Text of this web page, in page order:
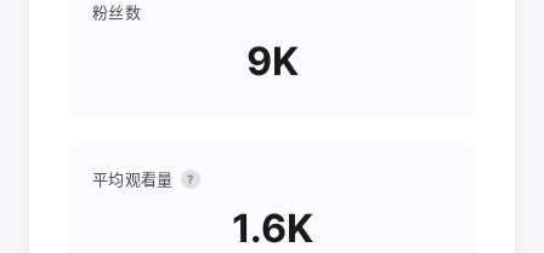
粉丝数
9K
平均观看量 ?
1.6K